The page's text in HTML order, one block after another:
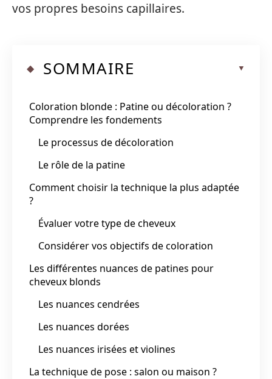
vos propres besoins capillaires.
SOMMAIRE
Coloration blonde : Patine ou décoloration ?
Comprendre les fondements
Le processus de décoloration
Le rôle de la patine
Comment choisir la technique la plus adaptée
?
Évaluer votre type de cheveux
Considérer vos objectifs de coloration
Les différentes nuances de patines pour
cheveux blonds
Les nuances cendrées
Les nuances dorées
Les nuances irisées et violines
La technique de pose : salon ou maison ?